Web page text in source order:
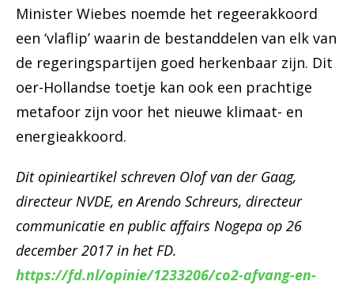
Minister Wiebes noemde het regeerakkoord
een ‘vlaflip’ waarin de bestanddelen van elk van
de regeringspartijen goed herkenbaar zijn. Dit
oer-Hollandse toetje kan ook een prachtige
metafoor zijn voor het nieuwe klimaat- en
energieakkoord.
Dit opinieartikel schreven Olof van der Gaag,
directeur NVDE, en Arendo Schreurs, directeur
communicatie en public affairs Nogepa op 26
december 2017 in het FD.
https://fd.nl/opinie/1233206/co2-afvang-en-